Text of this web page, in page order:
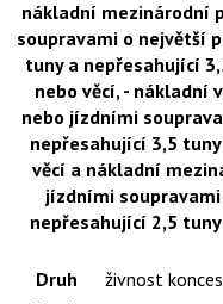
nákladní mezinárodní
soupravami o největší
tuny a nepřesahující
nebo věcí, -
nebo jízdními
nepřesahující 3,5
věcí a nákladní
jízdními
nepřesahující 2,5
Druh
živnost